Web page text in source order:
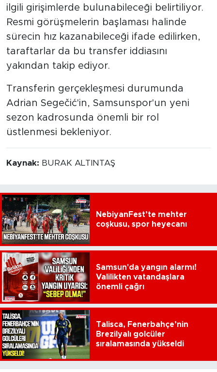
ilgili girişimlerde bulunabileceği belirtiliyor.
Resmi görüşmelerin başlaması halinde
sürecin hız kazanabileceği ifade edilirken,
taraftarlar da bu transfer iddiasını
yakından takip ediyor.
Transferin gerçekleşmesi durumunda
Adrian Segečić'in, Samsunspor'un yeni
sezon kadrosunda önemli bir rol
üstlenmesi bekleniyor.
Kaynak: BURAK ALTINTAŞ
NebiyanFest’te mehter
coşkusu, spor heyecanı
Samsun'da yangın alarmı!
Valilikten vatandaşlara
önemli çağrı
Talisca, Fenerbahçe’nin
Brezilyalı golcüler
sıralamasında yükseldi